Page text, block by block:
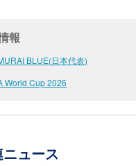
報
BLUE(日本代表)
World Cup 2026
ュース